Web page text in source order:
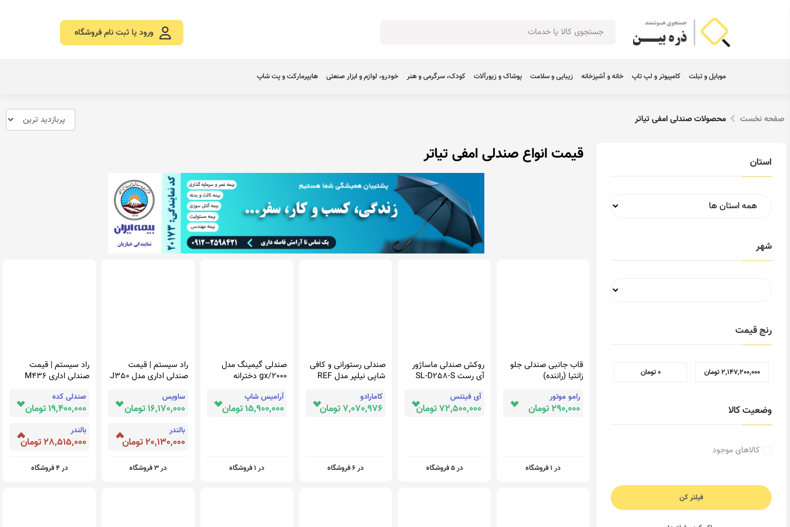
ورود یا ثبت نام فروشگاه
موبایل و تبلت کامپیوتر و لپ تاپ خانه و آشپزخانه زیبایی و سلامت پوشاک و زیورآلات کودک، سرگرمی و هنر خودرو، لوازم و ابزار صنعتی هایپرمارکت و پت شاپ
صفحه نخست محصولات صندلی امفی تیاتر
استان
شهر
رنج قیمت
0 تومان 2,147,200,000 تومان
وضعیت کالا
کالاهای موجود
فیلتر کن
قیمت انواع صندلی امفی تیاتر
قاب جانبی صندلی جلو
زانتیا (راننده)
رامو موتور
290,000 تومان
در 1 فروشگاه
روکش صندلی ماساژور
آی رست SL-D258-S
آی فیتنس
72,500,000 تومان
در 5 فروشگاه
صندلی رستورانی و کافی
شاپی نیلپر مدل REF
کامارادو
7,070,976 تومان
در 6 فروشگاه
صندلی گیمینگ مدل
gx/2000 دخترانه
آرامیس شاپ
15,900,000 تومان
در 1 فروشگاه
راد سیستم | قیمت
صندلی اداری مدل J350
ساویس
16,170,000 تومان
بالندر
20,130,000 تومان
در 3 فروشگاه
راد سیستم | قیمت
صندلی اداری M436
صندلی کده
19,400,000 تومان
بالندر
28,515,000 تومان
در 4 فروشگاه